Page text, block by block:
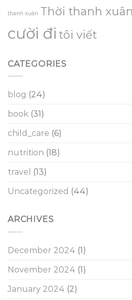
thanh xuân Thời thanh xuân
cười đi tôi viết
CATEGORIES
blog (24)
book (31)
child_care (6)
nutrition (18)
travel
(13)
Uncategorized (44)
ARCHIVES
December 2024 (1)
November 2024 (1)
January 2024 (2)